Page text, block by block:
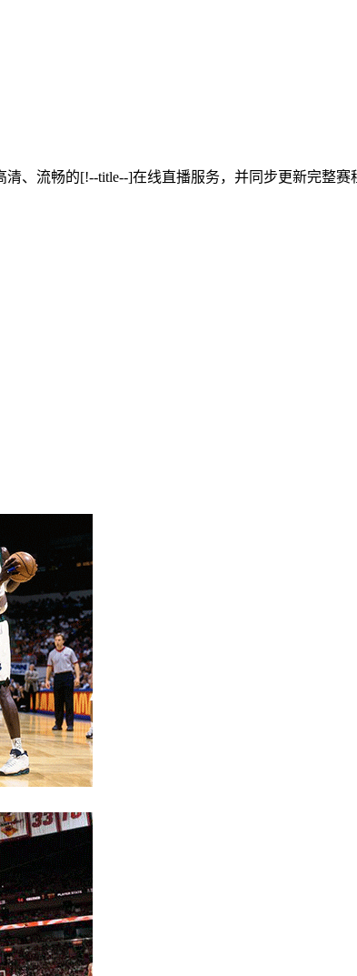
、流畅的[!--title--]在线直播服务，并同步更新完整